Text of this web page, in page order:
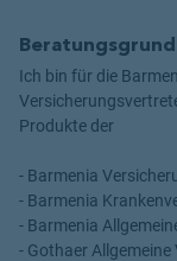
Ich bin für die
Produkte der
- Barmenia
- Barmenia
- Barmenia
- Gothaer Allgemeine